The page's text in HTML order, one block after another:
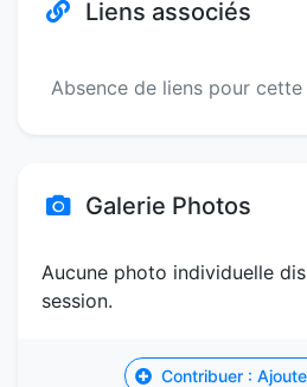
Liens associés
Absence de liens pour cette
Galerie Photos
Aucune photo individuelle
session.
Contribuer :